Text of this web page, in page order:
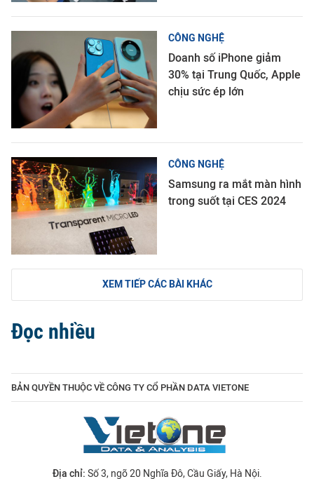
CÔNG NGHỆ
Doanh số iPhone giảm
30% tại Trung Quốc, Apple
chịu sức ép lớn
CÔNG NGHỆ
Samsung ra mắt màn hình
trong suốt tại CES 2024
XEM TIẾP CÁC BÀI KHÁC
Đọc nhiều
BẢN QUYỀN THUỘC VỀ CÔNG TY CỔ PHẦN DATA VIETONE
Địa chỉ: Số 3, ngõ 20 Nghĩa Đô, Cầu Giấy, Hà Nội.